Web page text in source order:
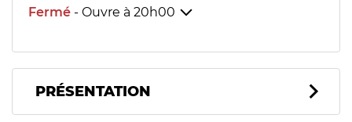
Fermé - Ouvre à 20h00
PRÉSENTATION